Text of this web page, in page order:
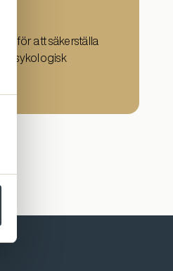
för att säkerställa
psykologisk